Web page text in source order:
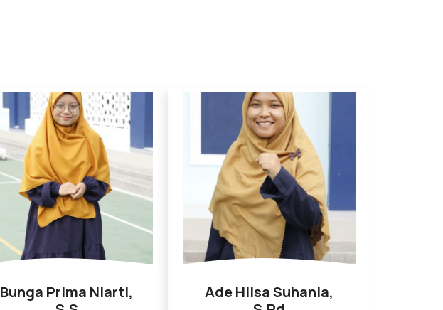
Bunga Prima Niarti,
Ade Hilsa Suhania,